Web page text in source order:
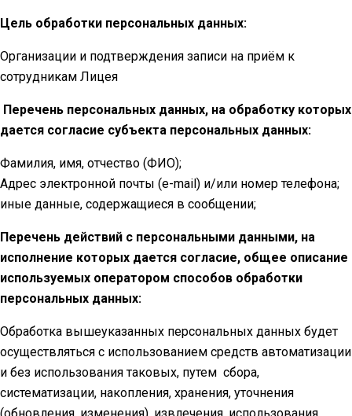
Цель обработки персональных данных:
Организации и подтверждения записи на приём к
сотрудникам Лицея
Перечень персональных данных, на обработку которых
дается согласие субъекта персональных данных:
Фамилия, имя, отчество (ФИО);
Адрес электронной почты (e-mail) и/или номер телефона;
иные данные, содержащиеся в сообщении;
Перечень действий с персональными данными, на
исполнение которых дается согласие, общее описание
используемых оператором способов обработки
персональных данных:
Обработка вышеуказанных персональных данных будет
осуществляться с использованием средств автоматизации
и без использования таковых, путем сбора,
систематизации, накопления, хранения, уточнения